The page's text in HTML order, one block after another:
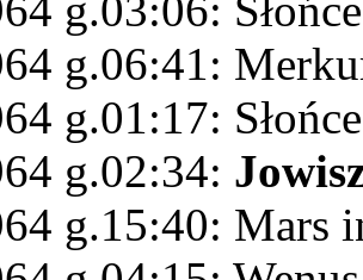
g.06:41:
g.01:17:
g.02:34:
g.15:40: Mars